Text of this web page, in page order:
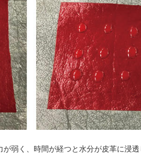
弱く、時間が経つと水分が皮革に浸透